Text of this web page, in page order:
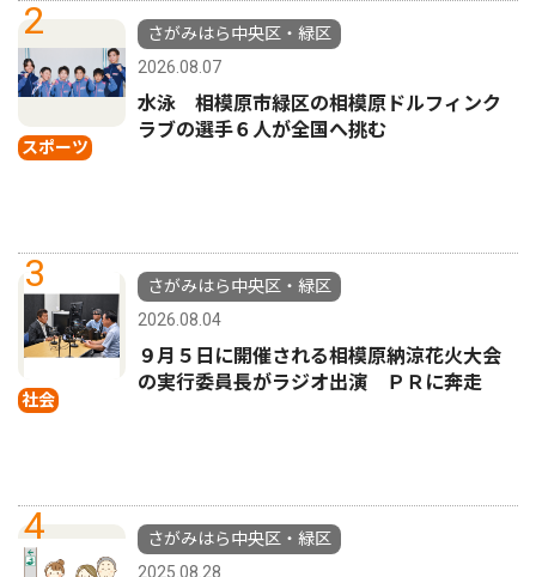
2
スポーツ
さがみはら中央区・緑区
2026.08.07
水泳 相模原市緑区の相模原ドルフィンク
ラブの選手６人が全国へ挑む
3
社会
さがみはら中央区・緑区
2026.08.04
９月５日に開催される相模原納涼花火大会
の実行委員長がラジオ出演 ＰＲに奔走
4
さがみはら中央区・緑区
2025.08.28